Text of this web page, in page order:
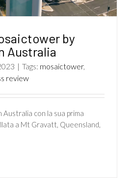
by
Australia
| Tags: mosaictower,
review
Australia con la sua prima
a Mt Gravatt, Queensland,